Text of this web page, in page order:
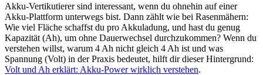
Akku-Vertikutierer sind interessant, wenn du ohnehin auf einer
Akku-Plattform unterwegs bist. Dann zählt wie bei Rasenmähern:
Wie viel Fläche schaffst du pro Akkuladung, und hast du genug
Kapazität (Ah), um ohne Dauerwechsel durchzukommen? Wenn du
verstehen willst, warum 4 Ah nicht gleich 4 Ah ist und was
Spannung (Volt) in der Praxis bedeutet, hilft dir dieser Hintergrund:
Volt und Ah erklärt: Akku-Power wirklich verstehen.